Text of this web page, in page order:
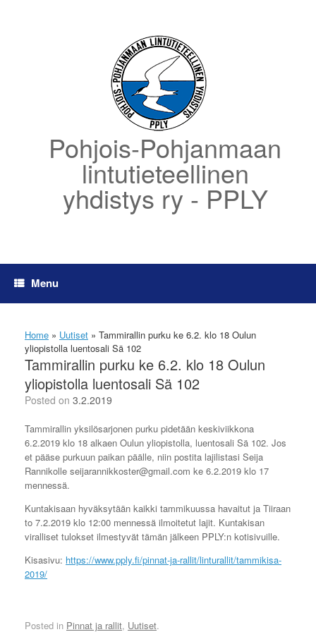
Pohjois-Pohjanmaan
lintutieteellinen
yhdistys ry - PPLY
Menu
Home » Uutiset » Tammirallin purku ke 6.2. klo 18 Oulun
yliopistolla luentosali Sä 102
Tammirallin purku ke 6.2. klo 18 Oulun
yliopistolla luentosali Sä 102
Posted on 3.2.2019
Tammirallin yksilösarjonen purku pidetään keskiviikkona
6.2.2019 klo 18 alkaen Oulun yliopistolla, luentosali Sä 102. Jos
et pääse purkuun paikan päälle, niin postita lajilistasi Seija
Rannikolle seijarannikkoster@gmail.com ke 6.2.2019 klo 17
mennessä.
Kuntakisaan hyväksytään kaikki tammikuussa havaitut ja Tiiraan
to 7.2.2019 klo 12:00 mennessä ilmoitetut lajit. Kuntakisan
viralliset tulokset ilmestyvät tämän jälkeen PPLY:n kotisivuille.
Kisasivu: https://www.pply.fi/pinnat-ja-rallit/linturallit/tammikisa-
2019/
Posted in Pinnat ja rallit, Uutiset.